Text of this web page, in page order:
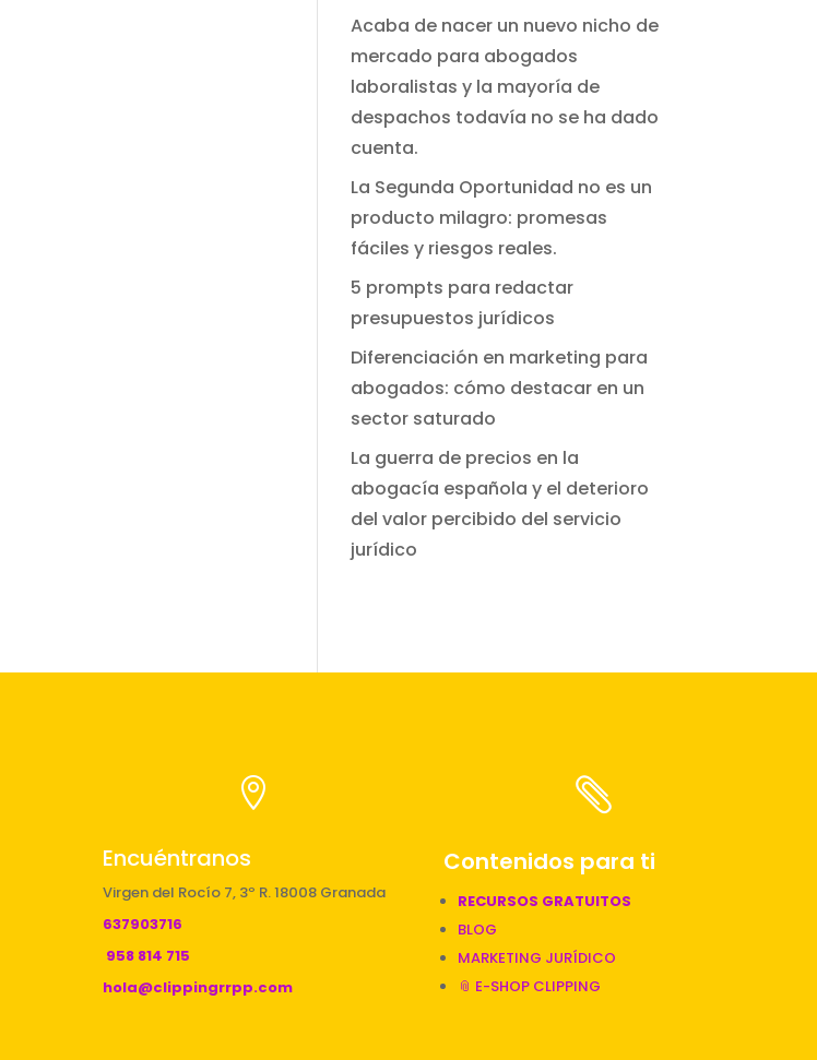
Acaba de nacer un nuevo nicho de
mercado para abogados
laboralistas y la mayoría de
despachos todavía no se ha dado
cuenta.
La Segunda Oportunidad no es un
producto milagro: promesas
fáciles y riesgos reales.
5 prompts para redactar
presupuestos jurídicos
Diferenciación en marketing para
abogados: cómo destacar en un
sector saturado
La guerra de precios en la
abogacía española y el deterioro
del valor percibido del servicio
jurídico

Encuéntranos
Virgen del Rocío 7, 3º R. 18008 Granada
637903716
958 814 715
hola@clippingrrpp.com

Contenidos para ti
RECURSOS GRATUITOS
BLOG
MARKETING JURÍDICO
📎 E-SHOP CLIPPING